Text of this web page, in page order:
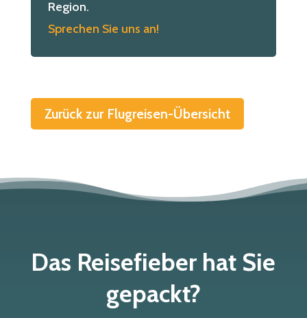
Region.
Sprechen Sie uns an!
Zurück zur Flugreisen-Übersicht
Das Reisefieber hat Sie
gepackt?